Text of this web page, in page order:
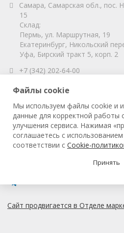
Самара, Самарская обл., пос.
15
Склад:
Пермь, ул. Маршрутная, 19
Екатеринбург, Никольский
Уфа, Бирский тракт 5, корп. 2
+7 (342) 202-64-00
info@vitahim-perm.ru
ООО «ВитаХим Пермь»
ОГРН: 1115905003059
ИНН/КПП: 5905285619/
Сайт продвигается в Отделе
Файлы cookie
Мы используем файлы cookie и
данные для корректной работы
улучшения сервиса. Нажимая
соглашаетесь с
соответствии с Cookie-
Принять